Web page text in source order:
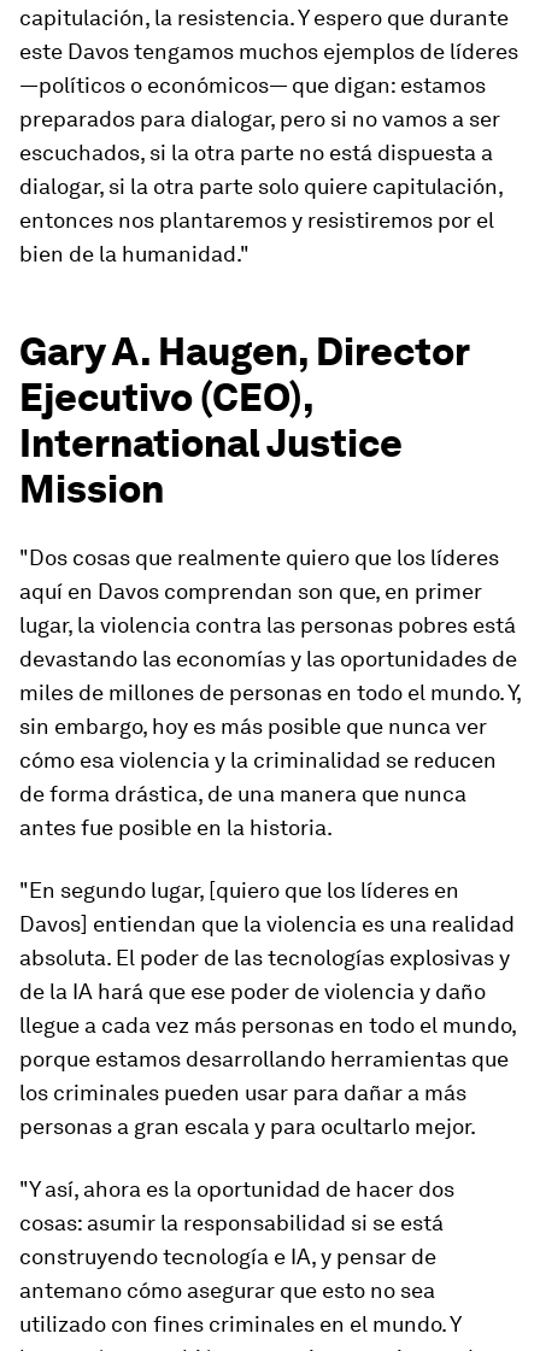
capitulación, la resistencia. Y espero que durante
este Davos tengamos muchos ejemplos de líderes
—políticos o económicos— que digan: estamos
preparados para dialogar, pero si no vamos a ser
escuchados, si la otra parte no está dispuesta a
dialogar, si la otra parte solo quiere capitulación,
entonces nos plantaremos y resistiremos por el
bien de la humanidad."
Gary A. Haugen, Director
Ejecutivo (CEO),
International Justice
Mission
"Dos cosas que realmente quiero que los líderes
aquí en Davos comprendan son que, en primer
lugar, la violencia contra las personas pobres está
devastando las economías y las oportunidades de
miles de millones de personas en todo el mundo. Y,
sin embargo, hoy es más posible que nunca ver
cómo esa violencia y la criminalidad se reducen
de forma drástica, de una manera que nunca
antes fue posible en la historia.
"En segundo lugar, [quiero que los líderes en
Davos] entiendan que la violencia es una realidad
absoluta. El poder de las tecnologías explosivas y
de la IA hará que ese poder de violencia y daño
llegue a cada vez más personas en todo el mundo,
porque estamos desarrollando herramientas que
los criminales pueden usar para dañar a más
personas a gran escala y para ocultarlo mejor.
"Y así, ahora es la oportunidad de hacer dos
cosas: asumir la responsabilidad si se está
construyendo tecnología e IA, y pensar de
antemano cómo asegurar que esto no sea
utilizado con fines criminales en el mundo. Y